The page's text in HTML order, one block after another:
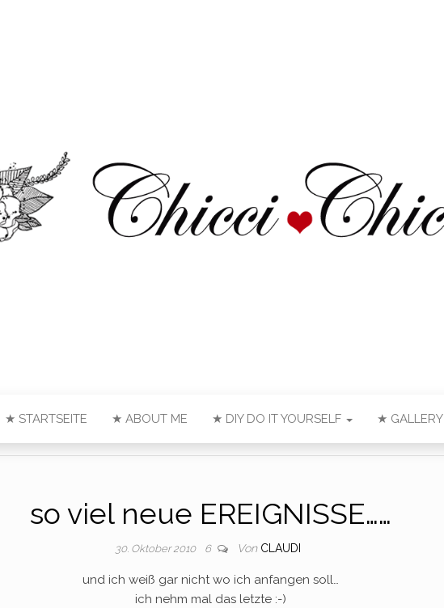
★ STARTSEITE ★ ABOUT ME ★ DIY DO IT YOURSELF ★ GALLERY
so viel neue EREIGNISSE……
30. Oktober 2010 6 Von CLAUDI
und ich weiß gar nicht wo ich anfangen soll…
ich nehm mal das letzte :-)